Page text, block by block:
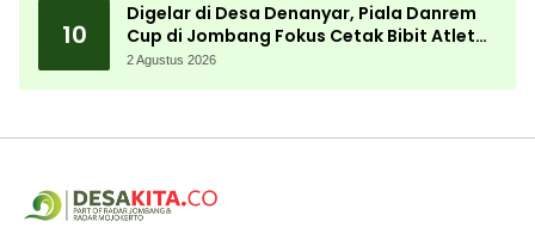
10
Digelar di Desa Denanyar, Piala Danrem
Cup di Jombang Fokus Cetak Bibit Atlet
Menembak Berprestasi
2 Agustus 2026